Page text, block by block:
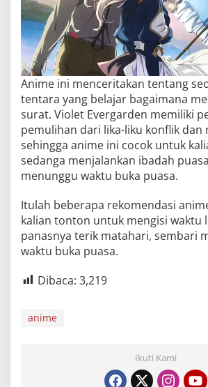
Anime ini menceritakan tentang
tentara yang belajar bagaimana
surat. Violet Evergarden memiliki
pemulihan dari lika-liku konflik dan
sehingga anime ini cocok untuk
sedanga menjalankan ibadah
menunggu waktu buka puasa.
Itulah beberapa rekomendasi
kalian tonton untuk mengisi waktu
panasnya terik matahari, sembari
waktu buka puasa.
Dibaca: 3,219
anime
Ikuti Kami